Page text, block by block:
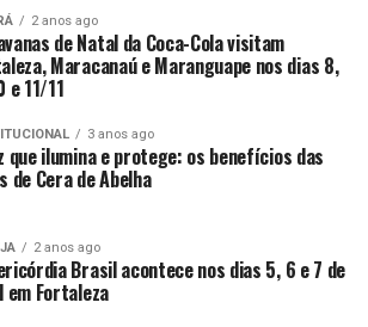
2 anos ago
de Natal da Coca-Cola visitam
Maracanaú e Maranguape nos dias 8,
e 11/11
3 anos ago
que ilumina e protege: os benefícios das
de Cera de Abelha
2 anos ago
Brasil acontece nos dias 5, 6 e 7 de
em Fortaleza